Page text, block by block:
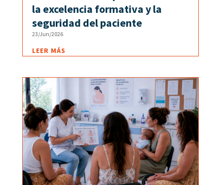
la excelencia formativa y la
seguridad del paciente
23/Jun/2026
LEER MÁS